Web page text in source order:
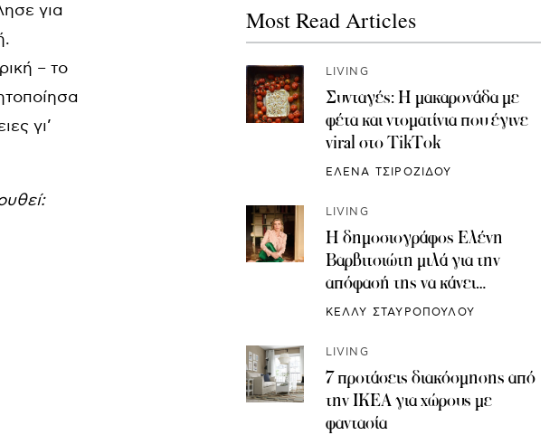
για
– το
γι’
Most Read Articles
LIVING
Συνταγές: H μακαρονάδα με
φέτα και ντοματίνια που έγινε
viral στο TikTok
ΕΛΕΝΑ ΤΣΙΡΟΖΙΔΟΥ
LIVING
Η δημοσιογράφος Ελένη
Βαρβιτσιώτη μιλά για την
απόφασή της να κάνει
κρυοσυντήρηση ωαρίων
ΚΕΛΛΥ ΣΤΑΥΡΟΠΟΥΛΟΥ
LIVING
7 προτάσεις διακόσμησης από
την IKEA για χώρους με
φαντασία